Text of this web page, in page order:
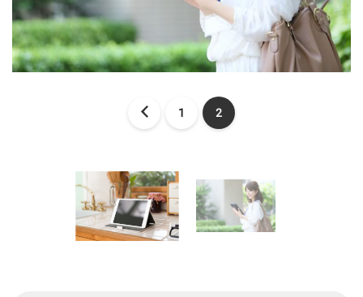
1 2